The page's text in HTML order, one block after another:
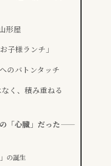
形屋
子様ランチ」
のバトンタッチ
く、積み重ねる
「心臓」だった――
の誕生